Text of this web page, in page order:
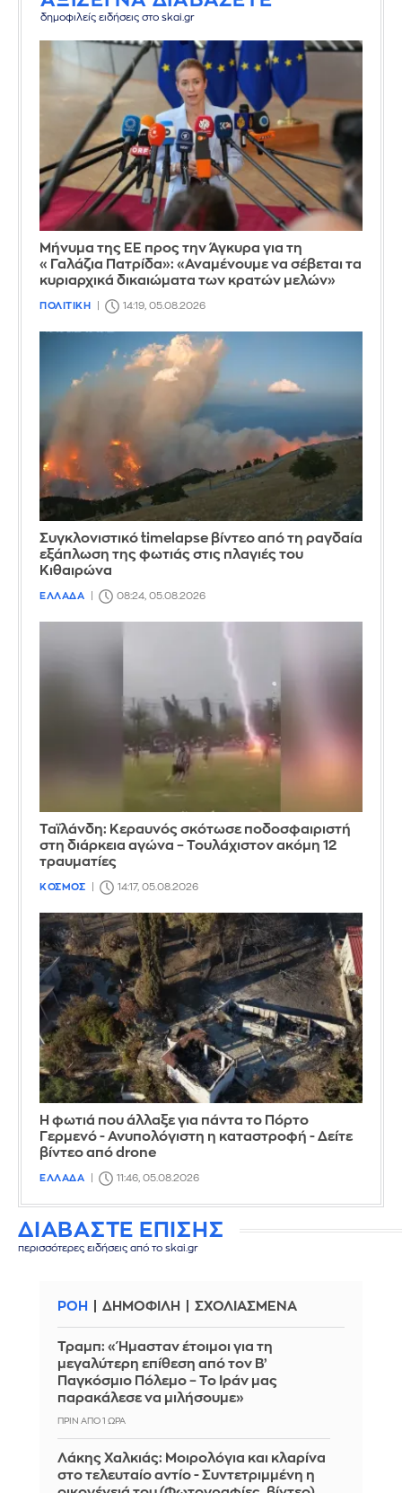
δημοφιλείς ειδήσεις στο skai.gr
Μήνυμα της ΕΕ προς την Άγκυρα για τη
«Γαλάζια Πατρίδα»: «Αναμένουμε να σέβεται τα
κυριαρχικά δικαιώματα των κρατών μελών»
ΠΟΛΙΤΙΚΗ 14:19, 05.08.2026
Συγκλονιστικό timelapse βίντεο από τη ραγδαία
εξάπλωση της φωτιάς στις πλαγιές του
Κιθαιρώνα
ΕΛΛΑΔΑ 08:24, 05.08.2026
Ταϊλάνδη: Κεραυνός σκότωσε ποδοσφαιριστή
στη διάρκεια αγώνα – Τουλάχιστον ακόμη 12
τραυματίες
ΚΟΣΜΟΣ 14:17, 05.08.2026
Η φωτιά που άλλαξε για πάντα το Πόρτο
Γερμενό - Ανυπολόγιστη η καταστροφή - Δείτε
βίντεο από drone
ΕΛΛΑΔΑ 11:46, 05.08.2026
ΔΙΑΒΑΣΤΕ ΕΠΙΣΗΣ
περισσότερες ειδήσεις από το skai.gr
ΡΟΗ ΔΗΜΟΦΙΛΗ ΣΧΟΛΙΑΣΜΕΝΑ
Τραμπ: «Ήμασταν έτοιμοι για τη
μεγαλύτερη επίθεση από τον Β’
Παγκόσμιο Πόλεμο – Το Ιράν μας
παρακάλεσε να μιλήσουμε»
ΠΡΙΝ ΑΠΌ 1 ΏΡΑ
Λάκης Χαλκιάς: Mοιρολόγια και κλαρίνα
στο τελευταίο αντίο - Συντετριμμένη η